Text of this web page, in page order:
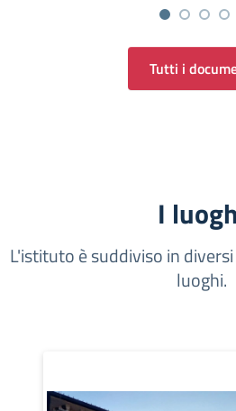
Tutti i
I
L'istituto è suddiviso in
luoghi.